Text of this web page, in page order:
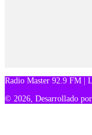
Radio Master 92.9 FM |
© 2026, Desarrollado por